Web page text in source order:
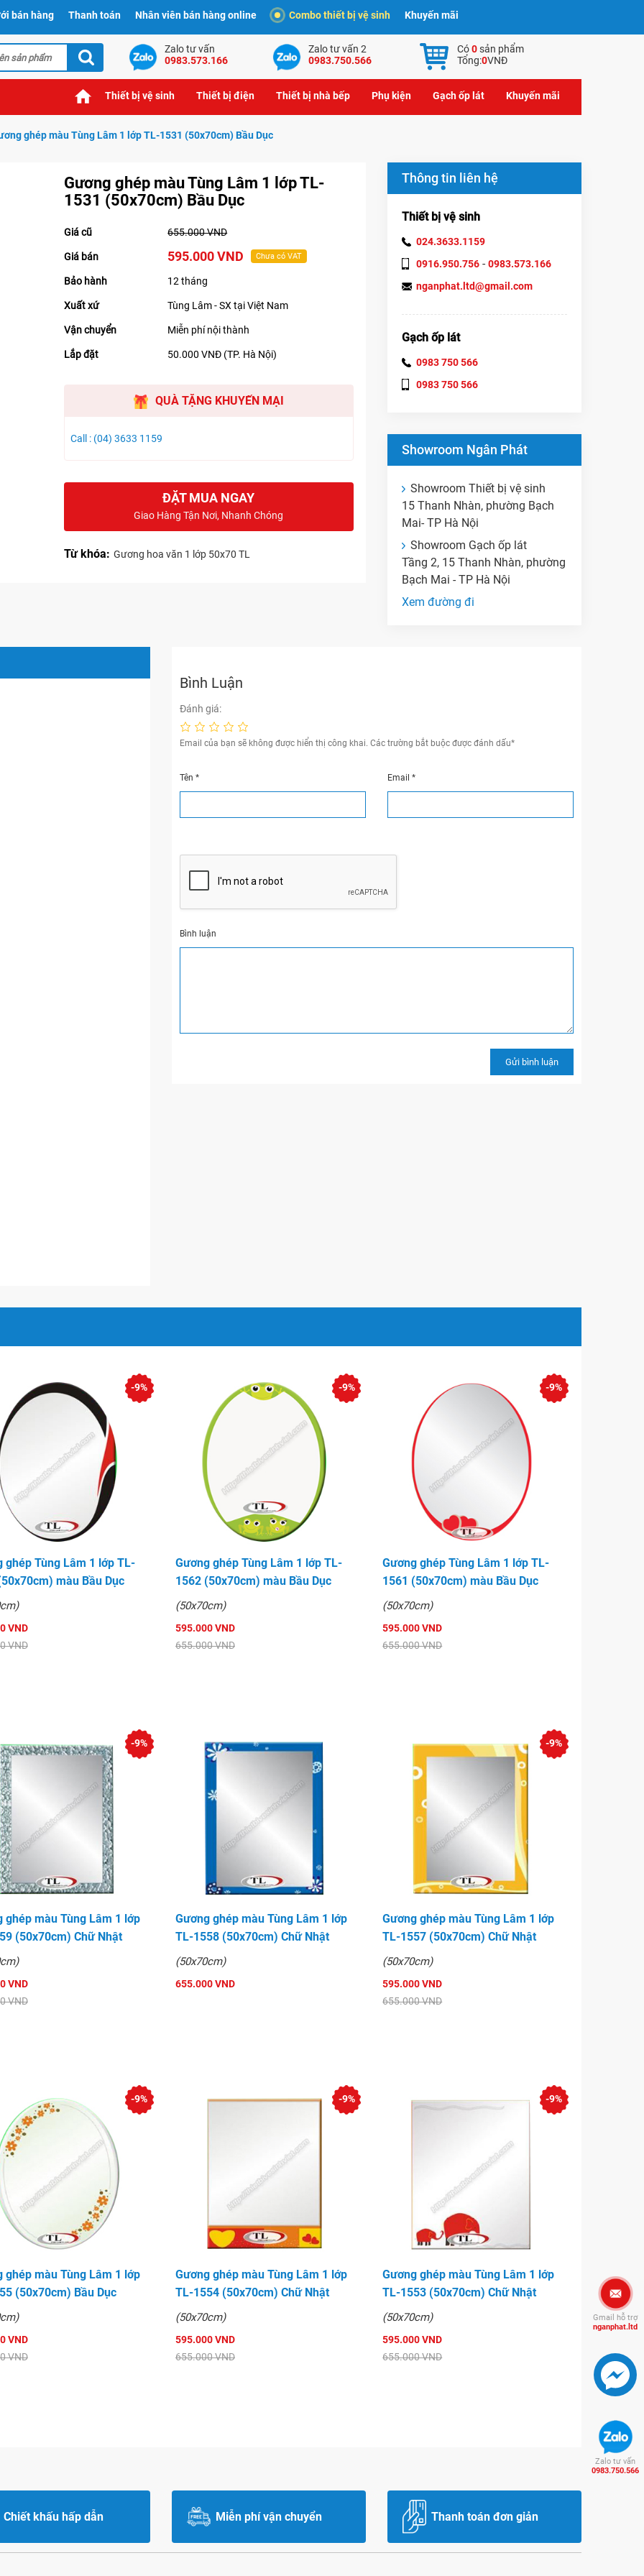
bán hàng Thanh toán Nhân viên bán hàng online Combo thiết bị vệ sinh Khuyến mãi
Zalo tư vấn
0983.573.166
Zalo tư vấn 2
0983.750.566
Có0sản phẩm
Tổng:0VNĐ
Thiết bị vệ sinh Thiết bị điện Thiết bị nhà bếp Phụ kiện Gạch ốp lát Khuyến mãi
ghép màu Tùng Lâm 1 lớp TL-1531 (50x70cm) Bầu Dục
Gương ghép màu Tùng Lâm 1 lớp TL-
1531 (50x70cm) Bầu Dục
Giá cũ 655.000 VND
Giá bán 595.000 VND Chưa có VAT
Bảo hành 12 tháng
Xuất xứ Tùng Lâm - SX tại Việt Nam
Vận chuyển Miễn phí nội thành
Lắp đặt 50.000 VNĐ (TP. Hà Nội)
QUÀ TẶNG KHUYẾN MẠI
Call : (04) 3633 1159
ĐẶT MUA NGAY
Giao Hàng Tận Nơi, Nhanh Chóng
Từ khóa: Gương hoa văn 1 lớp 50x70 TL
Thông tin liên hệ
Thiết bị vệ sinh
024.3633.1159
0916.950.756 - 0983.573.166
nganphat.ltd@gmail.com
Gạch ốp lát
0983 750 566
0983 750 566
Showroom Ngân Phát
Showroom Thiết bị vệ sinh
15 Thanh Nhàn, phường Bạch
Mai- TP Hà Nội
Showroom Gạch ốp lát
Tầng 2, 15 Thanh Nhàn, phường
Bạch Mai - TP Hà Nội
Xem đường đi
Bình Luận
Đánh giá:
Email của bạn sẽ không được hiển thị công khai. Các trường bắt buộc được đánh dấu*
Tên* Email *
Bình luận
ghép Tùng Lâm 1 lớp TL-
màu Bầu Dục
VND
VND
-9%
Gương ghép Tùng Lâm 1 lớp TL-
1562 (50x70cm) màu Bầu Dục
(50x70cm)
595.000 VND
655.000 VND
-9%
Gương ghép Tùng Lâm 1 lớp TL-
1561 (50x70cm) màu Bầu Dục
(50x70cm)
595.000 VND
655.000 VND
-9%
ghép màu Tùng Lâm 1 lớp
(50x70cm) Chữ Nhật
VND
VND
-9%
Gương ghép màu Tùng Lâm 1 lớp
TL-1558 (50x70cm) Chữ Nhật
(50x70cm)
655.000 VND
Gương ghép màu Tùng Lâm 1 lớp
TL-1557 (50x70cm) Chữ Nhật
(50x70cm)
595.000 VND
655.000 VND
-9%
ghép màu Tùng Lâm 1 lớp
(50x70cm) Bầu Dục
VND
VND
-9%
Gương ghép màu Tùng Lâm 1 lớp
TL-1554 (50x70cm) Chữ Nhật
(50x70cm)
595.000 VND
655.000 VND
-9%
Gương ghép màu Tùng Lâm 1 lớp
TL-1553 (50x70cm) Chữ Nhật
(50x70cm)
595.000 VND
655.000 VND
-9%
Chiết khấu hấp dẫn Miễn phí vận chuyển Thanh toán đơn giản
Gmail hỗ trợ
nganphat.ltd
Zalo tư vấn
0983.750.566